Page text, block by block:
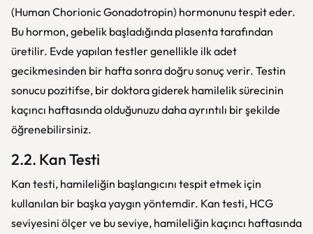
(Human Chorionic Gonadotropin) hormonunu tespit eder.
Bu hormon, gebelik başladığında plasenta tarafından
üretilir. Evde yapılan testler genellikle ilk adet
gecikmesinden bir hafta sonra doğru sonuç verir. Testin
sonucu pozitifse, bir doktora giderek hamilelik sürecinin
kaçıncı haftasında olduğunuzu daha ayrıntılı bir şekilde
öğrenebilirsiniz.
2.2. Kan Testi
Kan testi, hamileliğin başlangıcını tespit etmek için
kullanılan bir başka yaygın yöntemdir. Kan testi, HCG
seviyesini ölçer ve bu seviye, hamileliğin kaçıncı haftasında